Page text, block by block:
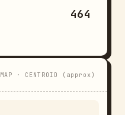
464
MAP · CENTROID (approx)